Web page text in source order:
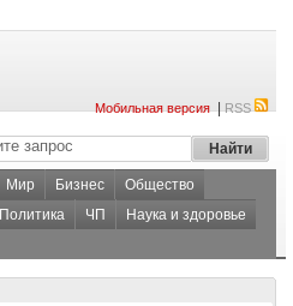
Мобильная версия|RSS
Мир Бизнес
Общество
Политика ЧП
Наука и здоровье